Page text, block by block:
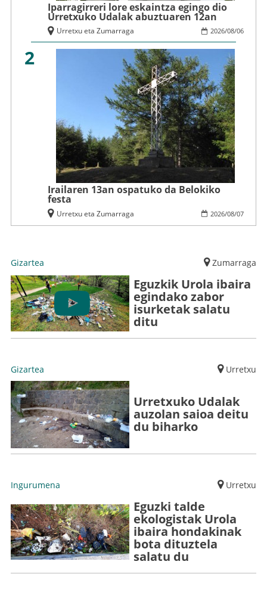
Iparragirreri lore eskaintza egingo dio
Urretxuko Udalak abuztuaren 12an
2026/08/06
Urretxu eta Zumarraga
2
Irailaren 13an ospatuko da Belokiko
festa
2026/08/07
Urretxu eta Zumarraga
Gizartea Zumarraga
Eguzkik Urola ibaira
egindako zabor
isurketak salatu
ditu
Gizartea Urretxu
Urretxuko Udalak
auzolan saioa deitu
du biharko
Ingurumena Urretxu
Eguzki talde
ekologistak Urola
ibaira hondakinak
bota dituztela
salatu du